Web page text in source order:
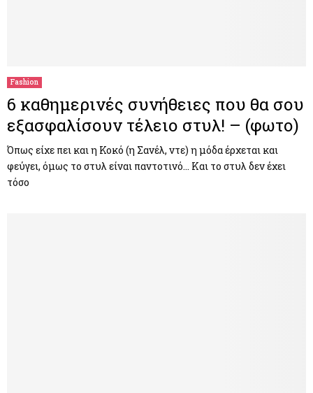
Fashion
6 καθημερινές συνήθειες που θα σου
εξασφαλίσουν τέλειο στυλ! – (φωτο)
Όπως είχε πει και η Κοκό (η Σανέλ, ντε) η μόδα έρχεται και
φεύγει, όμως το στυλ είναι παντοτινό… Και το στυλ δεν έχει
τόσο